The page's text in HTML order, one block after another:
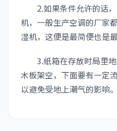
2.如果条件允许的话，
机，一般生产空调的厂家
湿机，这便是最简便也是
3.纸箱在存放时局里地
木板架空，下面要有一定
以避免受地上潮气的影响。